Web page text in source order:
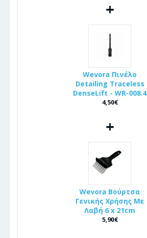
+
Wevora Πινέλo
Detailing Traceless
DenseLift - WR-008.4
4,50€
+
Wevora Βούρτσα
Γενικής Χρήσης Με
Λαβή 6 x 21cm
5,90€